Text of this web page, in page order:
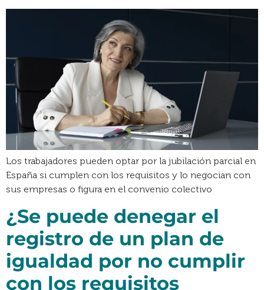
Los trabajadores pueden optar por la jubilación parcial en
España si cumplen con los requisitos y lo negocian con
sus empresas o figura en el convenio colectivo
¿Se puede denegar el
registro de un plan de
igualdad por no cumplir
con los requisitos